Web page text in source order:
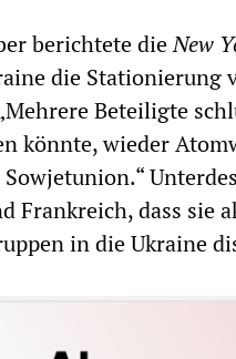
berichtete dieNew
die Stationierung
Beteiligte
könnte, wieder
Frankreich, dass sie
in die Ukraine